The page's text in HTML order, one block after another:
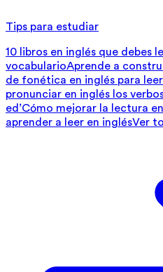
Tips para estudiar
10 libros en inglés que debes
vocabularioAprende a
de fonética en inglés para
pronunciar en inglés los
ed’Cómo mejorar la lectura
aprender a leer en inglésVer